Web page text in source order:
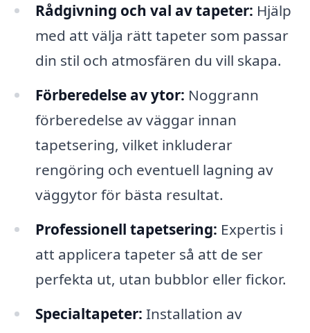
Rådgivning och val av tapeter: Hjälp
med att välja rätt tapeter som passar
din stil och atmosfären du vill skapa.
Förberedelse av ytor: Noggrann
förberedelse av väggar innan
tapetsering, vilket inkluderar
rengöring och eventuell lagning av
väggytor för bästa resultat.
Professionell tapetsering: Expertis i
att applicera tapeter så att de ser
perfekta ut, utan bubblor eller fickor.
Specialtapeter: Installation av